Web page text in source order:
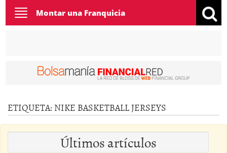
Toggle
navigation
Montar una Franquicia
ETIQUETA: NIKE BASKETBALL JERSEYS
Últimos artículos